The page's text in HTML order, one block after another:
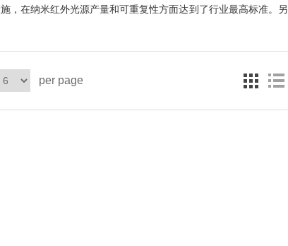
，在纳米红外光源产量和可重复性方面达到了行业最高标准。另
per page